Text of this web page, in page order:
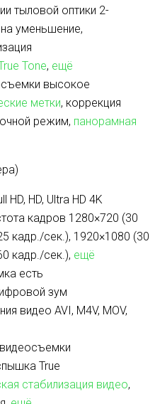
тыловой оптики 2-
уменьшение,
Tone, ещё
высокое
метки, коррекция
режим, панорамная
HD, HD, Ultra HD 4K
кадров 1280×720 (30
кадр./сек.), 1920×1080 (30
кадр./сек.), ещё
есть
зум
видео AVI, M4V, MOV,
True
стабилизация видео,